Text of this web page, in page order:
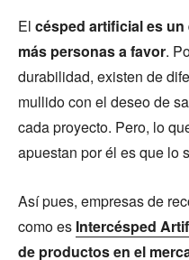
El césped artificial es un
más personas a favor.
durabilidad, existen de
mullido con el deseo de
cada proyecto. Pero, lo
apuestan por él es que lo
Así pues, empresas de
como es Intercésped
de productos en el